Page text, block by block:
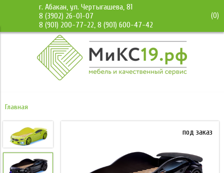
г. Абакан, ул. Чертыгашева, 81
8 (3902) 26-01-07
8 (901) 200-77-22, 8 (901) 600-47-42
(0)
Главная
под заказ под заказ